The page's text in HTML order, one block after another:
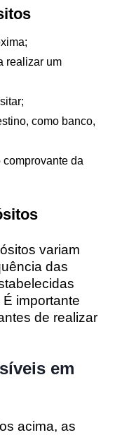
realizar um
como banco,
da
variam
das
importante
de realizar
em
acima, as